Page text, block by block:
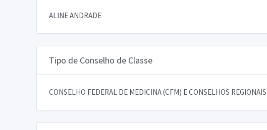
ALINE ANDRADE
Tipo de Conselho de Classe
CONSELHO FEDERAL DE MEDICINA (CFM) E CONSELHOS